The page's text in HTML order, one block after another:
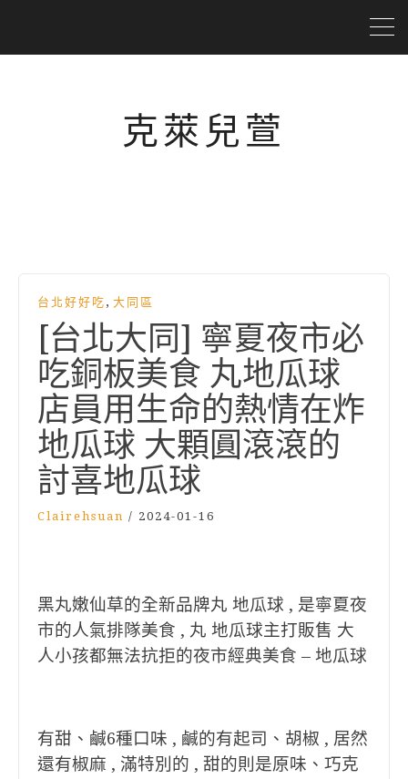
克萊兒萱
台北好好吃 , 大同區
[台北大同] 寧夏夜市必
吃銅板美食 丸地瓜球
店員用生命的熱情在炸
地瓜球 大顆圓滾滾的
討喜地瓜球
Clairehsuan / 2024-01-16
黑丸嫩仙草的全新品牌丸 地瓜球 , 是寧夏夜
市的人氣排隊美食 , 丸 地瓜球主打販售 大
人小孩都無法抗拒的夜市經典美食 – 地瓜球
有甜、鹹6種口味 , 鹹的有起司、胡椒 , 居然
還有椒麻 , 滿特別的 , 甜的則是原味、巧克